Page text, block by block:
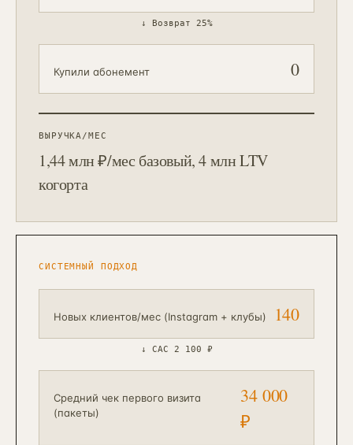
↓ Возврат 25%
Купили абонемент 0
ВЫРУЧКА/МЕС
1,44 млн ₽/мес базовый, 4 млн LTV
когорта
СИСТЕМНЫЙ ПОДХОД
Новых клиентов/мес (Instagram + клубы) 140
↓ CAC 2 100 ₽
Средний чек первого визита
(пакеты)
34 000
₽